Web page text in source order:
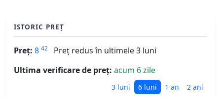
ISTORIC PREȚ
Preț: 8 42
Preț redus în ultimele 3 luni
Ultima verificare de preț: acum 6 zile
3 luni 6 luni 1 an 2 ani